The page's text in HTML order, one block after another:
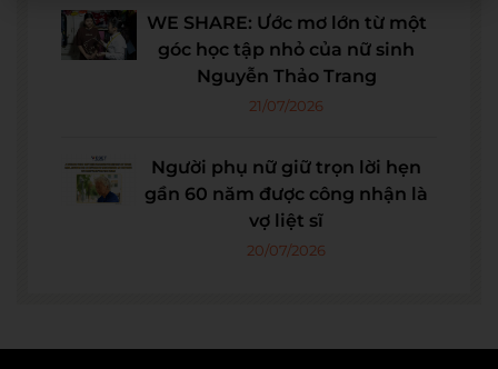
WE SHARE: Ước mơ lớn từ một
góc học tập nhỏ của nữ sinh
Nguyễn Thảo Trang
21/07/2026
Người phụ nữ giữ trọn lời hẹn
gần 60 năm được công nhận là
vợ liệt sĩ
20/07/2026